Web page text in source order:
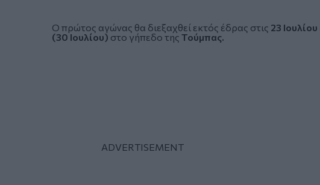
Ο πρώτος αγώνας θα διεξαχθεί εκτός έδρας στις 23 Ιουλίου
(30 Ιουλίου) στο γήπεδο της Τούμπας.